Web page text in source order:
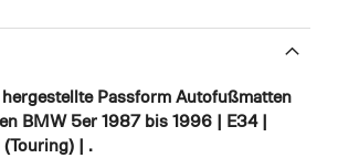
Passform Autofußmatten
BMW 5er 1987 bis 1996 | E34 |
(Touring) | .